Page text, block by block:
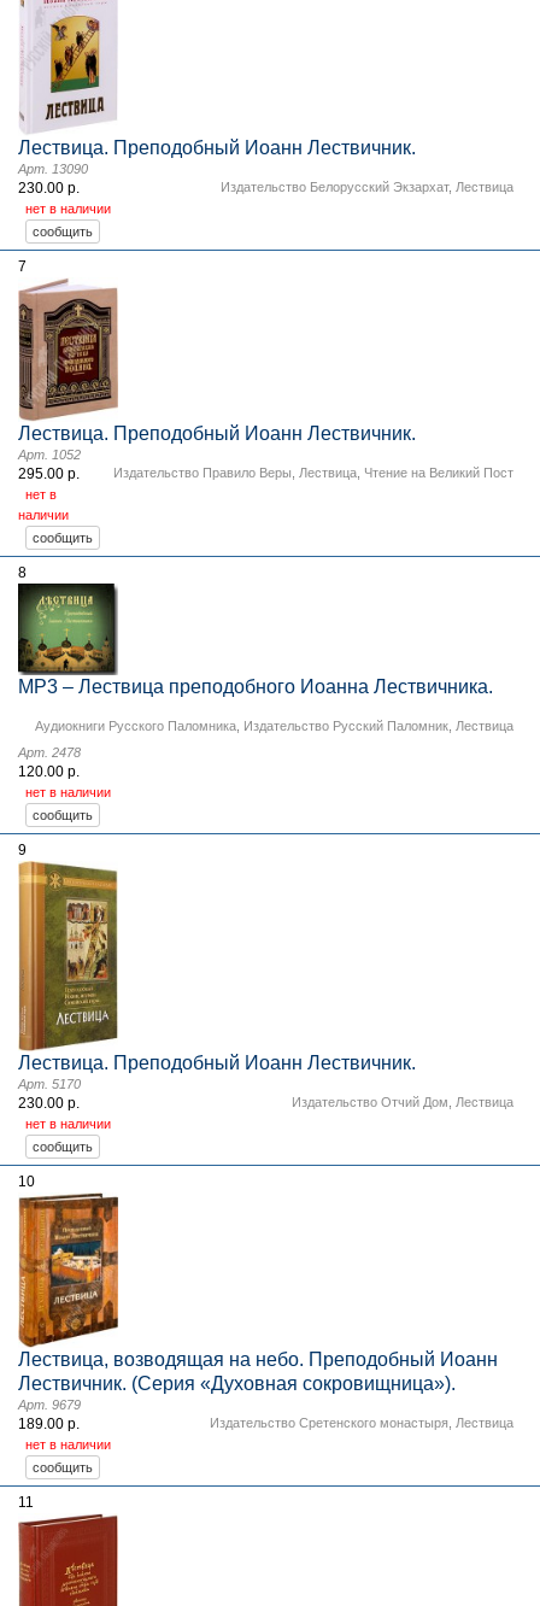
Лествица. Преподобный Иоанн Лествичник.
Издательство Белорусский Экзархат, Лествица
Арт. 13090
230.00 р.
нет в наличии
7
Лествица. Преподобный Иоанн Лествичник.
Издательство Правило Веры Лествица Чтение на Великий Пост
Арт. 1052
295.00 р.
нет в
наличии
8
MP3 – Лествица преподобного Иоанна Лествичника.
Аудиокниги Русского Паломника Издательство Русский Паломник Лествица
Арт. 2478
120.00 р.
нет в наличии
9
Лествица. Преподобный Иоанн Лествичник.
Издательство Отчий Дом Лествица
Арт. 5170
230.00 р.
нет в наличии
10
Лествица, возводящая на небо. Преподобный Иоанн
Лествичник. (Серия «Духовная сокровищница»).
Издательство Сретенского монастыря Лествица
Арт. 9679
189.00 р.
нет в наличии
11